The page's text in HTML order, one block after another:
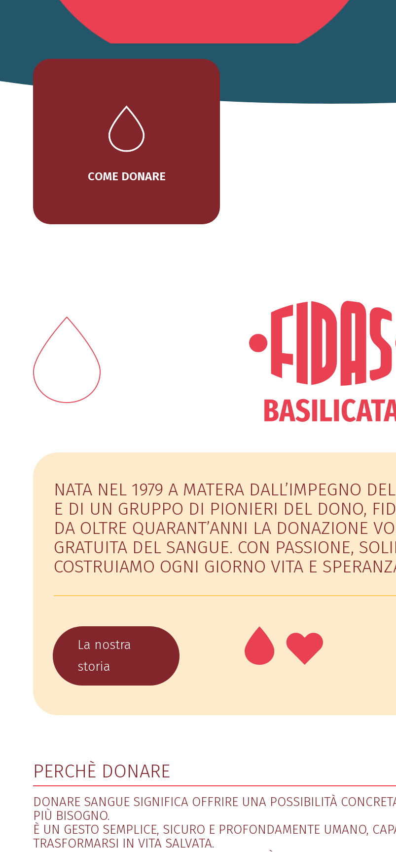
COME DONARE
NATA NEL 1979 A MATERA DALL’IMPEGNO
E DI UN GRUPPO DI PIONIERI DEL DONO,
DA OLTRE QUARANT’ANNI LA DONAZIONE
GRATUITA DEL SANGUE. CON PASSIONE,
COSTRUIAMO OGNI GIORNO VITA E
La nostra
storia
PERCHÈ DONARE
DONARE SANGUE SIGNIFICA OFFRIRE UNA POSSIBILITÀ
PIÙ BISOGNO.
È UN GESTO SEMPLICE, SICURO E PROFONDAMENTE UMANO,
TRASFORMARSI IN VITA SALVATA.